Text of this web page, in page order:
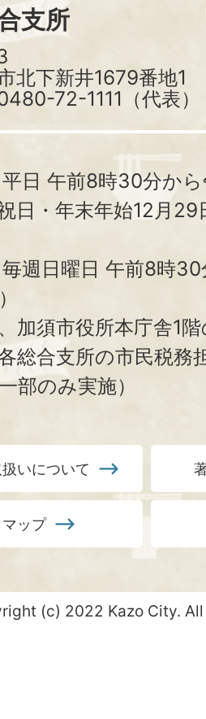
支所
北下新井1679番地1
72-1111（代表）
平日 午前8時30分か
日・年末年始12月
毎週日曜日 午前8時
加須市役所本庁舎1
総合支所の市民税務
部のみ実施）
いについて
ップ
(c) 2022 Kazo City.